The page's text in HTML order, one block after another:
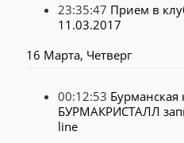
23:35:47 Прием в
11.03.2017
16 Марта, Четверг
00:12:53
БУРМАКРИСТАЛЛ
line